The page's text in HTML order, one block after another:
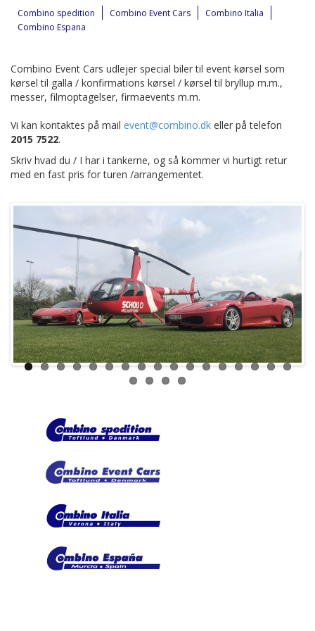
Combino spedition Combino Event Cars
Combino Italia
Combino Espana
Combino Event Cars udlejer special biler til event kørsel som
kørsel til galla / konfirmations kørsel / kørsel til bryllup m.m.,
messer, filmoptagelser, firmaevents m.m.
Vi kan kontaktes på mail event@combino.dk eller på telefon
2015 7522.
Skriv hvad du / I har i tankerne, og så kommer vi hurtigt retur
med en fast pris for turen /arrangementet.